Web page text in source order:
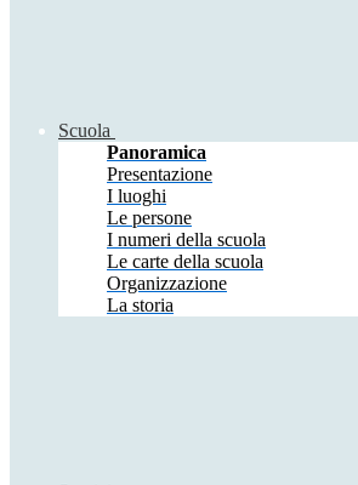
Scuola
Panoramica
Presentazione
I luoghi
Le persone
I numeri della scuola
Le carte della scuola
Organizzazione
La storia